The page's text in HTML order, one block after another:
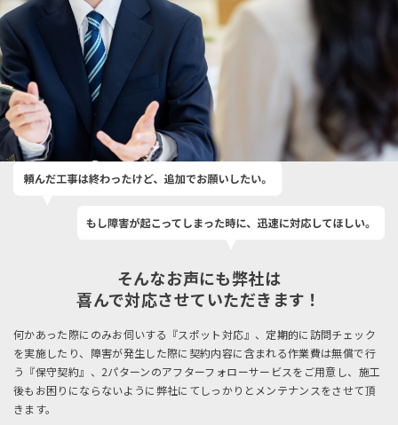
そんなお声にも弊社は
喜んで対応させていただきます！
何かあった際にのみお伺いする『スポット対応』、定期的に訪問チェック
を実施したり、障害が発生した際に契約内容に含まれる作業費は無償で行
う『保守契約』、2パターンのアフターフォローサービスをご用意し、施工
後もお困りにならないように弊社にてしっかりとメンテナンスをさせて頂
きます。